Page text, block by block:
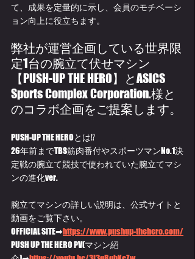
て、成果を定量的に示し、会員のモチベーシ
ョン向上に役立ちます。
弊社が運営企画している世界限
定1台の腕立て伏せマシン
【PUSH-UP THE HERO】とASICS
Sports Complex Corporation.様と
のコラボ企画をご提案します。
PUSH-UP THE HEROとは⁉
26年前までTBS筋肉番付やスポーツマンNo.1決
定戦の腕立て競技で使われていた腕立てマシ
ンの進化ver.
腕立てマシンの詳しい説明は、公式サイトと
動画をご覧下さい。
OFFICIAL SITE➡https://www.pushup-thehero.com/
PUSH UP THE HERO PV(マシン紹